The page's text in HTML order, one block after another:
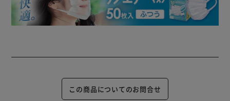
この商品についてのお問合せ